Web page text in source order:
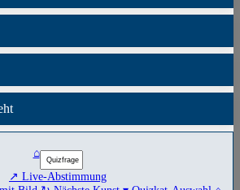
⌂
↗ Live-Abstimmung